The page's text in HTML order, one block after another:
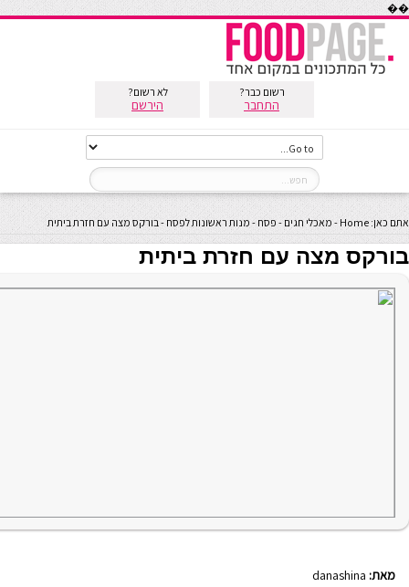
��
רשום כבר?
התחבר
לא רשום?
הירשם
אתם כאן: Home
- מאכלי חגים - פסח - מנות ראשונות לפסח -בורקס מצה עם חזרת ביתית
בורקס מצה עם חזרת ביתית
מאת: danashina